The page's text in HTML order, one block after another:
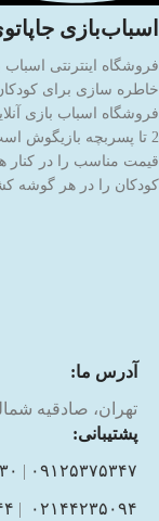
اسباب‌بازی
فروشگاه اینترنتی
خاطره سازی برای
2 تا پسربچه بازیگوش
قیمت مناسب را در کنار
کودکان را در هر گوشه
آدرس ما:
تهران، صادقیه شمالی،
پشتیبانی:
۰۹۱۲۵۳۷۵۳۴۷ |
۰۲۱۴۴۲۳۵۰۹۴ |